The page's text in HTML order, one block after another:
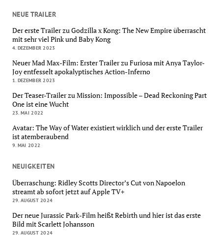
NEUE TRAILER
Der erste Trailer zu Godzilla x Kong: The New Empire überrascht
mit sehr viel Pink und Baby Kong
4. DEZEMBER 2023
Neuer Mad Max-Film: Erster Trailer zu Furiosa mit Anya Taylor-
Joy entfesselt apokalyptisches Action-Inferno
1. DEZEMBER 2023
Der Teaser-Trailer zu Mission: Impossible – Dead Reckoning Part
One ist eine Wucht
23. MAI 2022
Avatar: The Way of Water existiert wirklich und der erste Trailer
ist atemberaubend
9. MAI 2022
NEUIGKEITEN
Überraschung: Ridley Scotts Director’s Cut von Napoelon
streamt ab sofort jetzt auf Apple TV+
29. AUGUST 2024
Der neue Jurassic Park-Film heißt Rebirth und hier ist das erste
Bild mit Scarlett Johansson
29. AUGUST 2024